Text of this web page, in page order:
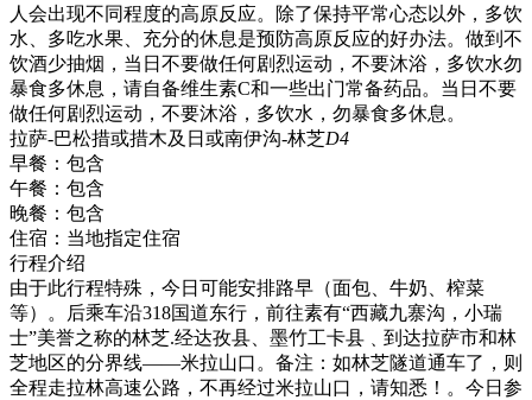
人会出现不同程度的高原反应。除了保持平常心态以外，多饮
水、多吃水果、充分的休息是预防高原反应的好办法。做到不
饮酒少抽烟，当日不要做任何剧烈运动，不要沐浴，多饮水勿
暴食多休息，请自备维生素C和一些出门常备药品。当日不要
做任何剧烈运动，不要沐浴，多饮水，勿暴食多休息。
拉萨-巴松措或措木及日或南伊沟-林芝D4
早餐： 包含
午餐： 包含
晚餐： 包含
住宿： 当地指定住宿
行程介绍
由于此行程特殊，今日可能安排路早（面包、牛奶、榨菜
等）。后乘车沿318国道东行，前往素有“西藏九寨沟，小瑞
士”美誉之称的林芝.经达孜县、墨竹工卡县﹑到达拉萨市和林
芝地区的分界线——米拉山口。备注：如林芝隧道通车了，则
全程走拉林高速公路，不再经过米拉山口，请知悉！。今日参